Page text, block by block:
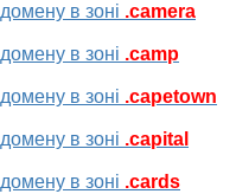
в зоні .camera
в зоні .camp
в зоні .capetown
в зоні .capital
в зоні .cards